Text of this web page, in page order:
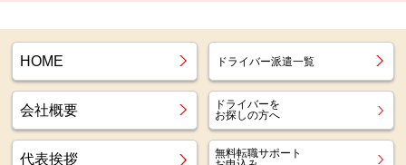
HOME ドライバー派遣一覧
会社概要
ドライバーを
お探しの方へ
代表挨拶
無料転職サポート